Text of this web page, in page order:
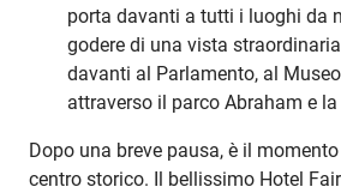
porta davanti a tutti i luoghi da
godere di una vista
davanti al Parlamento, al
attraverso il parco Abraham e
Dopo una breve pausa, è il
centro storico. Il bellissimo Hotel